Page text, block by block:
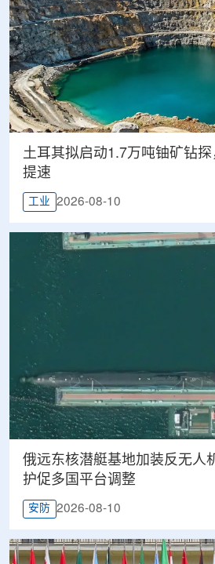
土耳其拟启动1.7万吨铀矿钻
提速
工业 2026-08-10
俄远东核潜艇基地加装反无人
护促多国平台调整
安防 2026-08-10